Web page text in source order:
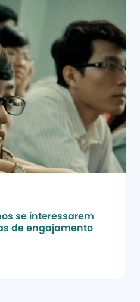
se interessarem
de engajamento